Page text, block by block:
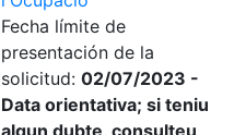
Fecha límite de
presentación de la
solicitud: 02/07/2023 -
Data orientativa; si teniu
algun dubte, consulteu